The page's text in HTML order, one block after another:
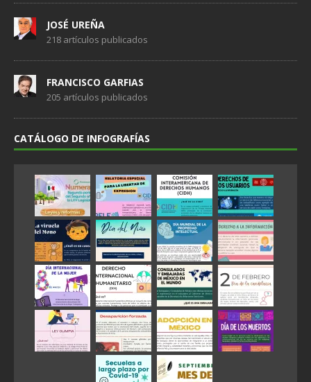
JOSÉ UREÑA
218 artículos publicados
FRANCISCO GARFIAS
205 artículos publicados
CATÁLOGO DE INFOGRAFÍAS